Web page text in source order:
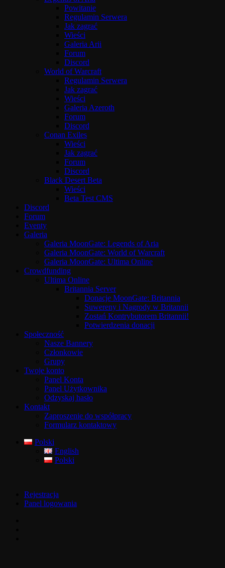
Powitanie
Regulamin Serwera
Jak zagrać
Wieści
Galeria Arii
Forum
Discord
World of Warcraft
Regulamin Serwera
Jak zagrać
Wieści
Galeria Azeroth
Forum
Discord
Conan Exiles
Wieści
Jak zagrać
Forum
Discord
Black Desert Beta
Wieści
Beta Test CMS
Discord
Forum
Eventy
Galeria
Galeria MoonGate: Legends of Aria
Galeria MoonGate: World of Warcraft
Galeria MoonGate: Ultima Online
Crowdfunding
Ultima Online
Britannia Server
Donacje MoonGate: Britannia
Suwereny i Nagrody w Britannii
Zostań Kontrybutorem Britannii!
Potwierdzenia donacji
Społeczność
Nasze Bannery
Członkowie
Grupy
Twoje konto
Panel Konta
Panel Użytkownika
Odzyskaj hasło
Kontakt
Zaproszenie do współpracy
Formularz kontaktowy
Polski
English
Polski
Rejestracja
Panel logowania